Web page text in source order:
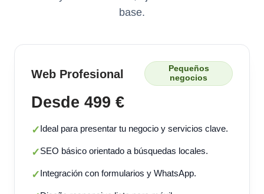
base.
Web Profesional
Pequeños
negocios
Desde 499 €
✓Ideal para presentar tu negocio y servicios clave.
✓SEO básico orientado a búsquedas locales.
✓Integración con formularios y WhatsApp.